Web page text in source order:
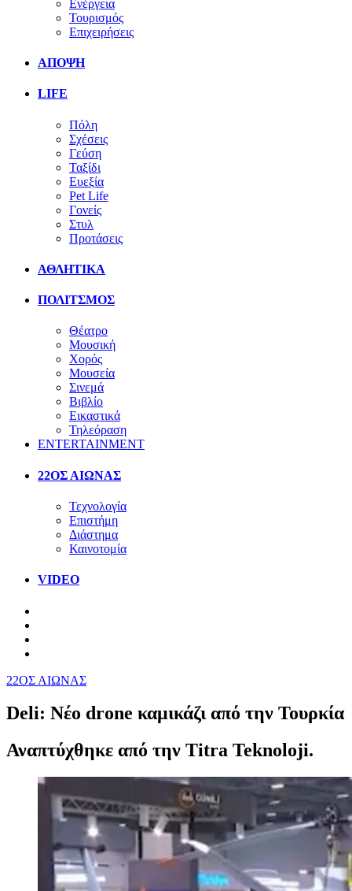
Ενέργεια
Τουρισμός
Επιχειρήσεις
ΑΠΟΨΗ
LIFE
Πόλη
Σχέσεις
Γεύση
Ταξίδι
Ευεξία
Pet Life
Γονείς
Στυλ
Προτάσεις
ΑΘΛΗΤΙΚΑ
ΠΟΛΙΤΣΜΟΣ
Θέατρο
Μουσική
Χορός
Μουσεία
Σινεμά
Βιβλίο
Εικαστικά
Τηλεόραση
ENTERTAINMENT
22ΟΣ ΑΙΩΝΑΣ
Τεχνολογία
Επιστήμη
Διάστημα
Καινοτομία
VIDEO
22ΟΣ ΑΙΩΝΑΣ
Deli: Νέο drone καμικάζι από την Τουρκία
Αναπτύχθηκε από την Titra Teknoloji.